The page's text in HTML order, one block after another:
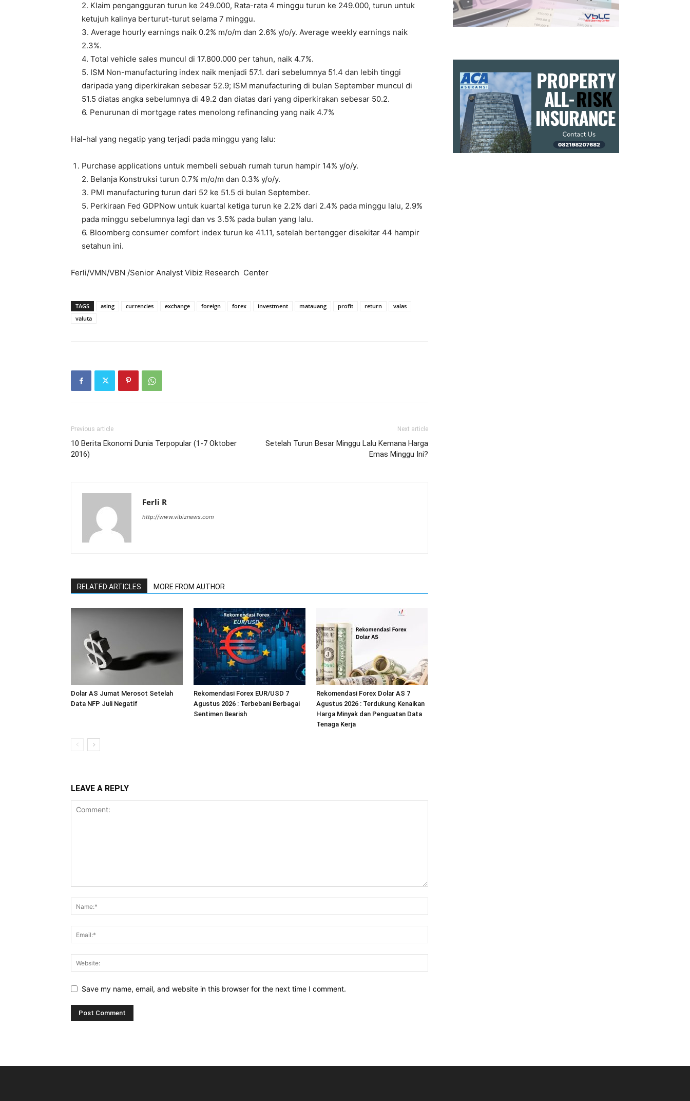
2. Klaim pengangguran turun ke 249.000, Rata-rata 4 minggu turun ke 249.000, turun untuk
ketujuh kalinya berturut-turut selama 7 minggu.
3. Average hourly earnings naik 0.2% m/o/m dan 2.6% y/o/y. Average weekly earnings naik
2.3%.
4. Total vehicle sales muncul di 17.800.000 per tahun, naik 4.7%.
5. ISM Non-manufacturing index naik menjadi 57.1. dari sebelumnya 51.4 dan lebih tinggi
daripada yang diperkirakan sebesar 52.9; ISM manufacturing di bulan September muncul di
51.5 diatas angka sebelumnya di 49.2 dan diatas dari yang diperkirakan sebesar 50.2.
6. Penurunan di mortgage rates menolong refinancing yang naik 4.7%
Hal-hal yang negatip yang terjadi pada minggu yang lalu:
Purchase applications untuk membeli sebuah rumah turun hampir 14% y/o/y.
2. Belanja Konstruksi turun 0.7% m/o/m dan 0.3% y/o/y.
3. PMI manufacturing turun dari 52 ke 51.5 di bulan September.
5. Perkiraan Fed GDPNow untuk kuartal ketiga turun ke 2.2% dari 2.4% pada minggu lalu, 2.9%
pada minggu sebelumnya lagi dan vs 3.5% pada bulan yang lalu.
6. Bloomberg consumer comfort index turun ke 41.11, setelah bertengger disekitar 44 hampir
setahun ini.
Ferli/VMN/VBN /Senior Analyst Vibiz Research Center
TAGS asing currencies exchange foreign forex investment matauang profit return
valas
valuta
Previous article
10 Berita Ekonomi Dunia Terpopular (1-7 Oktober
2016)
Next article
Setelah Turun Besar Minggu Lalu Kemana Harga
Emas Minggu Ini?
Ferli R
http://www.vibiznews.com
RELATED ARTICLES MORE FROM AUTHOR
Dolar AS Jumat Merosot Setelah
Data NFP Juli Negatif
Rekomendasi Forex EUR/USD 7
Agustus 2026 : Terbebani Berbagai
Sentimen Bearish
Rekomendasi Forex Dolar AS 7
Agustus 2026 : Terdukung Kenaikan
Harga Minyak dan Penguatan Data
Tenaga Kerja
LEAVE A REPLY
Save my name, email, and website in this browser for the next time I comment.